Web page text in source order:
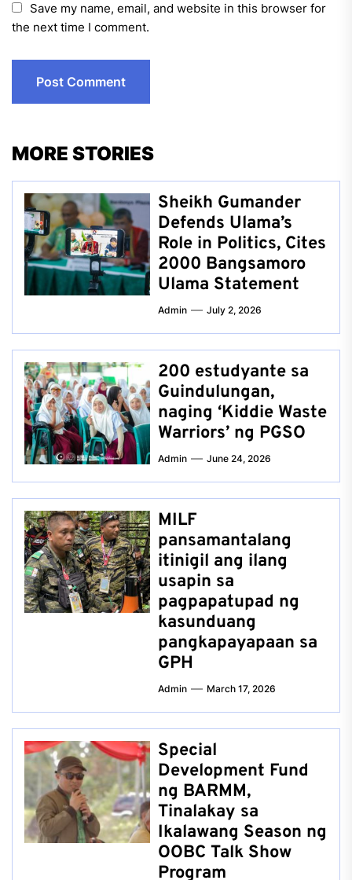
Save my name, email, and website in this browser for
the next time I comment.
MORE STORIES
Sheikh Gumander
Defends Ulama’s
Role in Politics, Cites
2000 Bangsamoro
Ulama Statement
Admin July 2, 2026
200 estudyante sa
Guindulungan,
naging ‘Kiddie Waste
Warriors’ ng PGSO
Admin June 24, 2026
MILF
pansamantalang
itinigil ang ilang
usapin sa
pagpapatupad ng
kasunduang
pangkapayapaan sa
GPH
Admin March 17, 2026
Special
Development Fund
ng BARMM,
Tinalakay sa
Ikalawang Season ng
OOBC Talk Show
Program